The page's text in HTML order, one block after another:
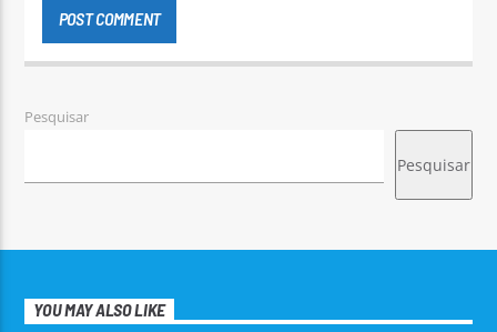
Pesquisar
Pesquisar
YOU MAY ALSO LIKE